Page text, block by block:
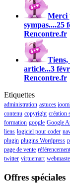
Merci
sympas....25
Rencontre.fr
article...3
Rencontre.fr
Etiquettes
administration astuces
contenu copyright création
formation google Google
liens logiciel pour coder
plugin plugins Wordpress
page de vente référencement
twitter virtuemart
Offres spéciales